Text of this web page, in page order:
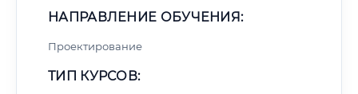
НАПРАВЛЕНИЕ ОБУЧЕНИЯ:
Проектирование
ТИП КУРСОВ: